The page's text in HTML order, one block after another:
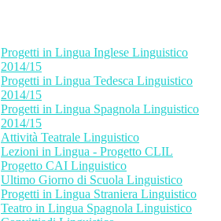
Progetti in Lingua Inglese Linguistico
2014/15
Progetti in Lingua Tedesca Linguistico
2014/15
Progetti in Lingua Spagnola Linguistico
2014/15
Attività Teatrale Linguistico
Lezioni in Lingua - Progetto CLIL
Progetto CAI Linguistico
Ultimo Giorno di Scuola Linguistico
Progetti in Lingua Straniera Linguistico
Teatro in Lingua Spagnola Linguistico